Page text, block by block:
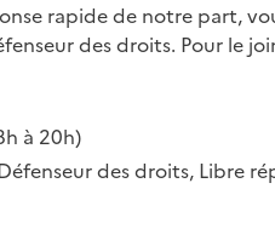
rapide de notre part,
des droits. Pour le
à 20h)
des droits, Libre